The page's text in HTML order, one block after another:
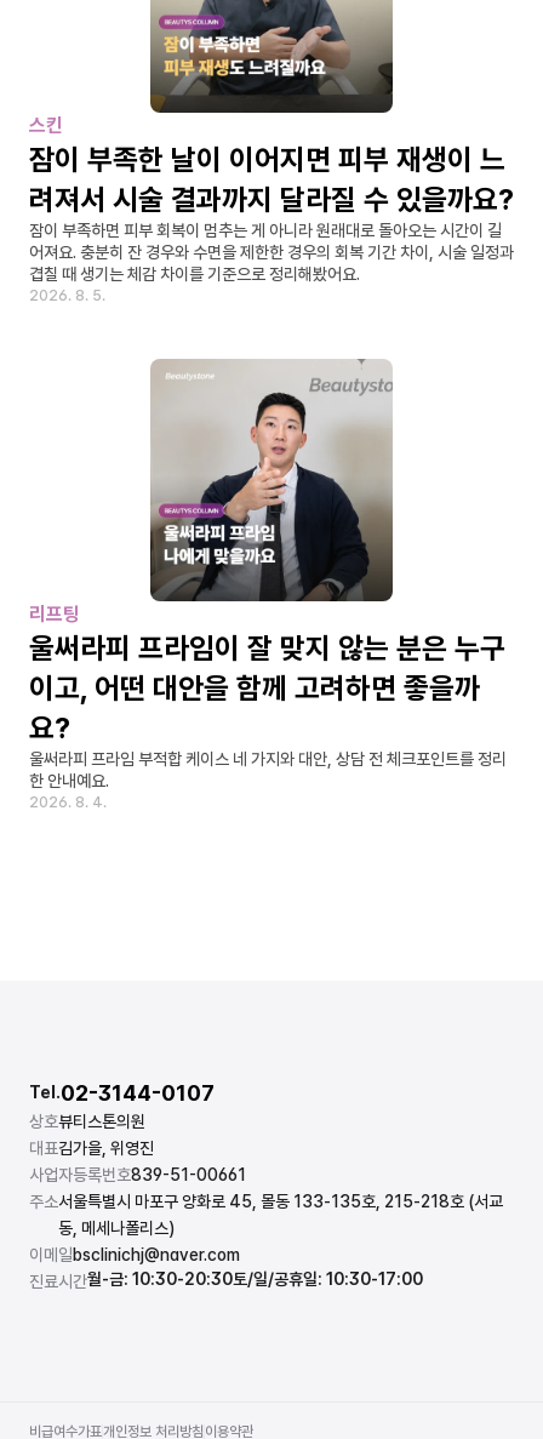
스킨
잠이 부족한 날이 이어지면 피부 재생이 느
려져서 시술 결과까지 달라질 수 있을까요?
잠이 부족하면 피부 회복이 멈추는 게 아니라 원래대로 돌아오는 시간이 길
어져요. 충분히 잔 경우와 수면을 제한한 경우의 회복 기간 차이, 시술 일정과
겹칠 때 생기는 체감 차이를 기준으로 정리해봤어요.
2026. 8. 5.
리프팅
울써라피 프라임이 잘 맞지 않는 분은 누구
이고, 어떤 대안을 함께 고려하면 좋을까
요?
울써라피 프라임 부적합 케이스 네 가지와 대안, 상담 전 체크포인트를 정리
한 안내예요.
2026. 8. 4.
상호뷰티스톤의원
대표김가을, 위영진
사업자등록번호839-51-00661
주소서울특별시 마포구 양화로 45, 몰동 133-135호, 215-218호 (서교
동, 메세나폴리스)
이메일bsclinichj@naver.com
진료시간월-금: 10:30-20:30토/일/공휴일: 10:30-17:00
Tel.02-3144-0107
비급여수가표개인정보 처리방침 이용약관